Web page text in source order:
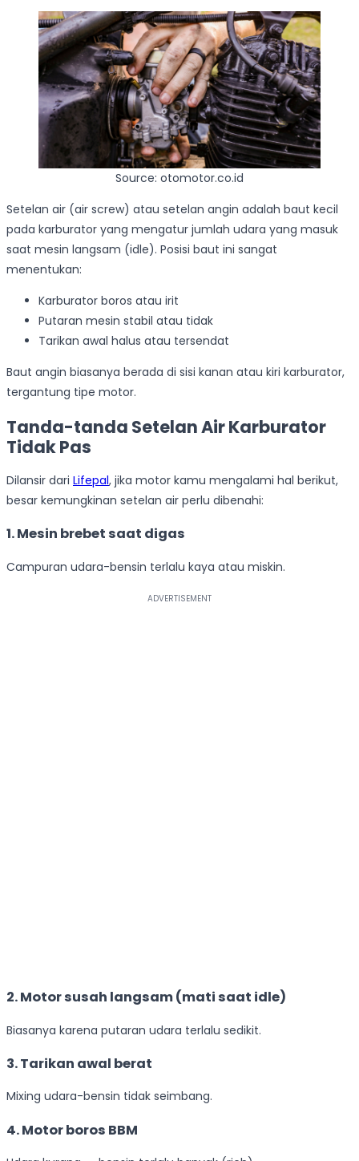
Source: otomotor.co.id
Setelan air (air screw) atau setelan angin adalah baut kecil
pada karburator yang mengatur jumlah udara yang masuk
saat mesin langsam (idle). Posisi baut ini sangat
menentukan:
Karburator boros atau irit
Putaran mesin stabil atau tidak
Tarikan awal halus atau tersendat
Baut angin biasanya berada di sisi kanan atau kiri karburator,
tergantung tipe motor.
Tanda-tanda Setelan Air Karburator
Tidak Pas
Dilansir dari Lifepal, jika motor kamu mengalami hal berikut,
besar kemungkinan setelan air perlu dibenahi:
1. Mesin brebet saat digas
Campuran udara-bensin terlalu kaya atau miskin.
2. Motor susah langsam (mati saat idle)
Biasanya karena putaran udara terlalu sedikit.
3. Tarikan awal berat
Mixing udara-bensin tidak seimbang.
4. Motor boros BBM